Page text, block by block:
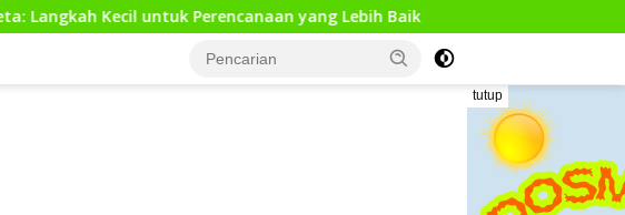
Perencanaan yang Lebih Baik Kunjungan Kerja Pengawas
tutup